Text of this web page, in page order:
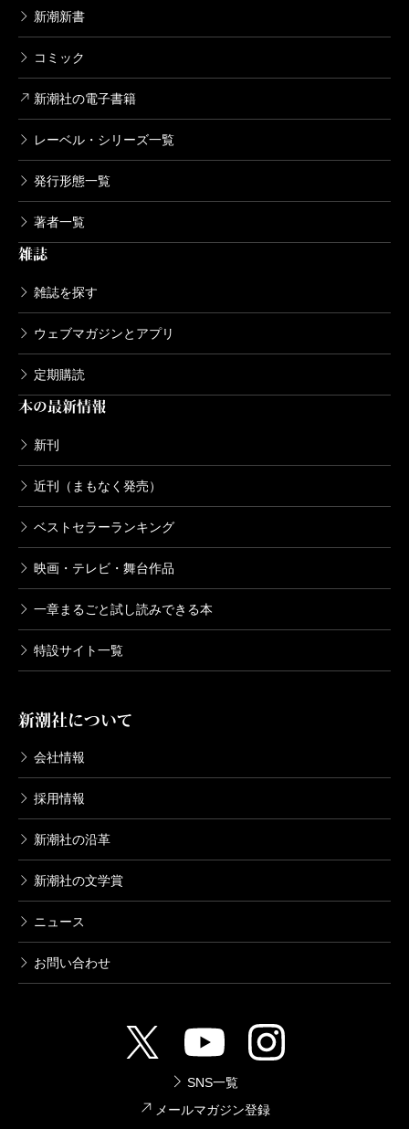
新潮新書
コミック
新潮社の電子書籍
レーベル・シリーズ一覧
発行形態一覧
著者一覧
雑誌
雑誌を探す
ウェブマガジンとアプリ
定期購読
本の最新情報
新刊
近刊（まもなく発売）
ベストセラーランキング
映画・テレビ・舞台作品
一章まるごと試し読みできる本
特設サイト一覧
新潮社について
会社情報
採用情報
新潮社の沿革
新潮社の文学賞
ニュース
お問い合わせ
SNS一覧
メールマガジン登録